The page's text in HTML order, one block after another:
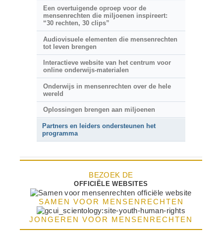
Een overtuigende oproep voor de
mensenrechten die miljoenen inspireert:
“30 rechten, 30 clips”
Audiovisuele elementen die mensenrechten
tot leven brengen
Interactieve website van het centrum voor
online onderwijs-materialen
Onderwijs in mensenrechten over de hele
wereld
Oplossingen brengen aan miljoenen
Partners en leiders ondersteunen het
programma
BEZOEK DE
OFFICIËLE WEBSITES
SAMEN VOOR MENSENRECHTEN
JONGEREN VOOR MENSENRECHTEN